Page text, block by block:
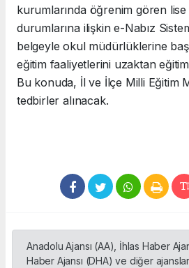
kurumlarında öğrenim gören
durumlarına ilişkin e-Nabız
belgeyle okul müdürlüklerine
eğitim faaliyetlerini uzaktan
Bu konuda, İl ve İlçe Milli Eğitim
tedbirler alınacak.
Anadolu Ajansı (AA), İhlas Haber
Haber Ajansı (DHA) ve diğer